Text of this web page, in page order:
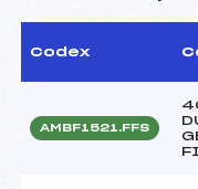
Codex
AMBF1521.FFS